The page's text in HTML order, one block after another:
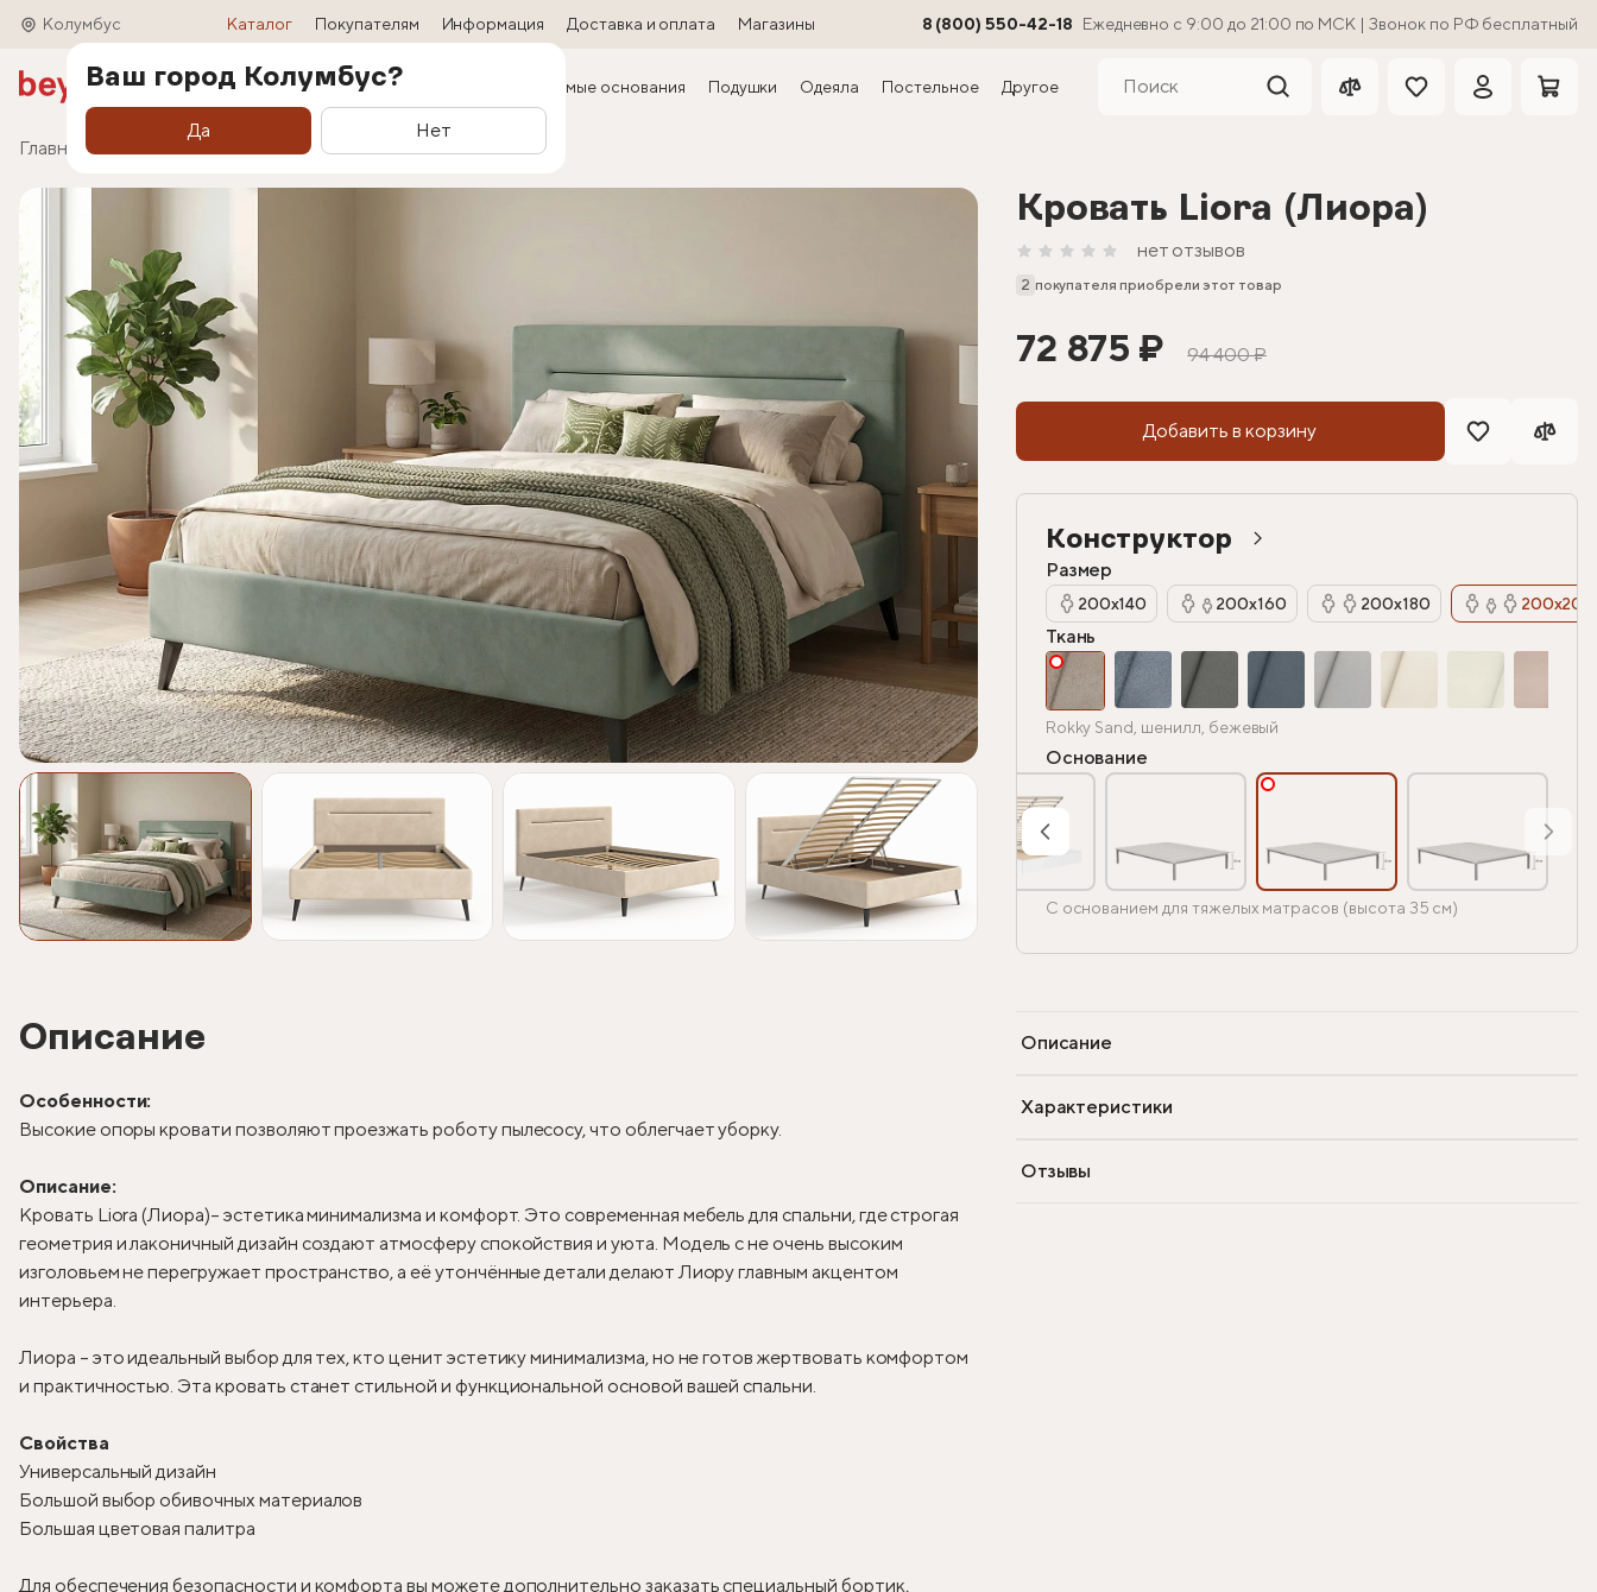
Колумбус Каталог Покупателям Информация Доставка и оплата Магазины 8 (800) 550-42-18 Ежедневно с 9:00 до 21:00 по МСК | Звонок по РФ бесплатный
Акции Матрасы Кровати Трансформируемые основания Подушки Одеяла Постельное Другое
Главная Кровати Кровать Liora (Лиора)
Описание
Особенности:
Высокие опоры кровати позволяют проезжать роботу пылесосу, что облегчает уборку.
Описание:
Кровать Liora (Лиора)– эстетика минимализма и комфорт. Это современная мебель для спальни, где строгая
геометрия и лаконичный дизайн создают атмосферу спокойствия и уюта. Модель с не очень высоким
изголовьем не перегружает пространство, а её утончённые детали делают Лиору главным акцентом
интерьера.
Лиора – это идеальный выбор для тех, кто ценит эстетику минимализма, но не готов жертвовать комфортом
и практичностью. Эта кровать станет стильной и функциональной основой вашей спальни.
Свойства
Универсальный дизайн
Большой выбор обивочных материалов
Большая цветовая палитра
Для обеспечения безопасности и комфорта вы можете дополнительно заказать специальный бортик,
Кровать Liora (Лиора)
нет отзывов
2 покупателя приобрели этот товар
72 875 ₽ 94 400 ₽
Добавить в корзину
Конструктор
Размер
200х140 200х160 200х180 200х200
Ткань
Rokky Sand, шенилл, бежевый
Основание
С основанием для тяжелых матрасов (высота 35 см)
Описание
Характеристики
Отзывы
Ваш город Колумбус?
Да Нет